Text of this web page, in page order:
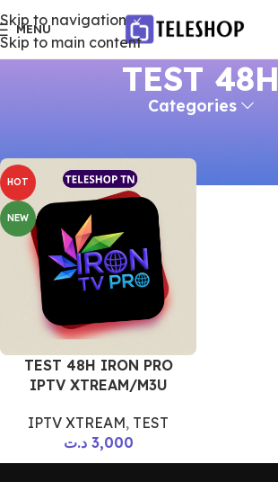
Skip to navigation
Skip to main content
MENU
TEST 48H
Categories
HOT
NEW
TEST 48H IRON PRO
IPTV XTREAM/M3U
IPTV XTREAM, TEST
3,000 د.ت